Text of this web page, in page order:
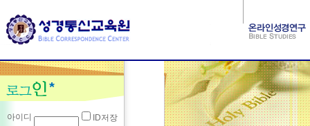
아이디
ID저장